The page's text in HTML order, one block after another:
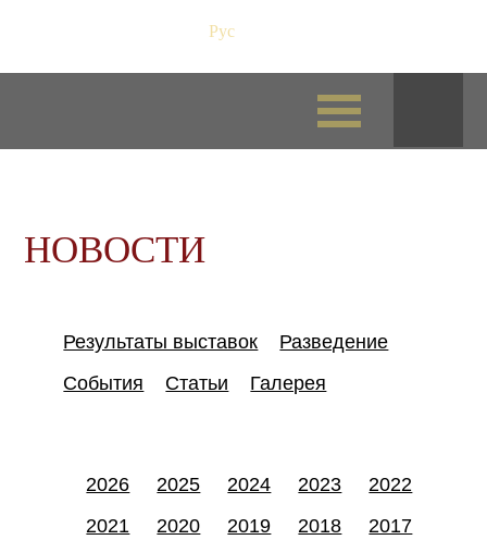
Рус
НОВОСТИ
Результаты выставок
Разведение
События
Статьи Галерея
2026 2025 2024 2023
2022
2021
2020 2019 2018
2017